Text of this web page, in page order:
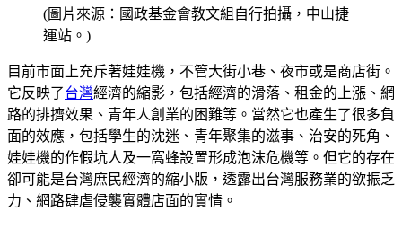
(圖片來源：國政基金會教文組自行拍攝，中山捷
運站。)
目前市面上充斥著娃娃機，不管大街小巷、夜市或是商店街。
它反映了台灣經濟的縮影，包括經濟的滑落、租金的上漲、網
路的排擠效果、青年人創業的困難等。當然它也產生了很多負
面的效應，包括學生的沈迷、青年聚集的滋事、治安的死角、
娃娃機的作假坑人及一窩蜂設置形成泡沫危機等。但它的存在
卻可能是台灣庶民經濟的縮小版，透露出台灣服務業的欲振乏
力、網路肆虐侵襲實體店面的實情。